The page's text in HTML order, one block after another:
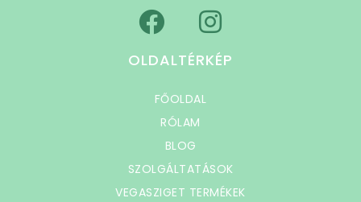
OLDALTÉRKÉP
FŐOLDAL
RÓLAM
BLOG
SZOLGÁLTATÁSOK
VEGASZIGET TERMÉKEK